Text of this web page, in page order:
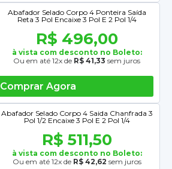
Abafador Selado Corpo 4 Ponteira Saída
Reta 3 Pol Encaixe 3 Pol E 2 Pol 1/4
R$ 496,00
à vista com desconto no Boleto:
Ou em até 12x de R$ 41,33 sem juros
Comprar Agora
Abafador Selado Corpo 4 Saida Chanfrada 3
Pol 1/2 Encaixe 3 Pol E 2 Pol 1/4
R$ 511,50
à vista com desconto no Boleto:
Ou em até 12x de R$ 42,62 sem juros